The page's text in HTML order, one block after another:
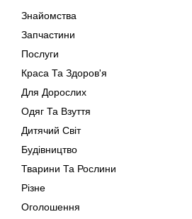
Знайомства
Запчастини
Послуги
Краса Та Здоров'я
Для Дорослих
Одяг Та Взуття
Дитячий Світ
Будівництво
Тварини Та Рослини
Різне
Оголошення